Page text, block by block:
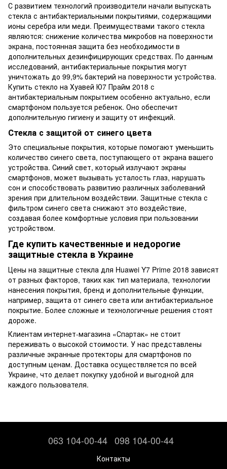
С развитием технологий производители начали выпускать
стекла с антибактериальными покрытиями, содержащими
ионы серебра или меди. Преимуществами такого стекла
являются: снижение количества микробов на поверхности
экрана, постоянная защита без необходимости в
дополнительных дезинфицирующих средствах. По данным
исследований, антибактериальные покрытия могут
уничтожать до 99,9% бактерий на поверхности устройства.
Купить стекло на Хуавей Ю7 Прайм 2018 с
антибактериальным покрытием особенно актуально, если
смартфоном пользуется ребенок. Оно обеспечит
дополнительную гигиену и защиту от инфекций.
Стекла с защитой от синего цвета
Это специальные покрытия, которые помогают уменьшить
количество синего света, поступающего от экрана вашего
устройства. Синий свет, который излучают экраны
смартфонов, может вызывать усталость глаз, нарушать
сон и способствовать развитию различных заболеваний
зрения при длительном воздействии. Защитные стекла с
фильтром синего света снижают это воздействие,
создавая более комфортные условия при пользовании
устройством.
Где купить качественные и недорогие
защитные стекла в Украине
Цены на защитные стекла для Huawei Y7 Prime 2018 зависят
от разных факторов, таких как тип материала, технологии
нанесения покрытия, бренд и дополнительные функции,
например, защита от синего света или антибактериальное
покрытие. Более сложные и технологичные решения стоят
дороже.
Клиентам интернет-магазина «Спартак» не стоит
переживать о высокой стоимости. У нас представлены
различные экранные протекторы для смартфонов по
доступным ценам. Доставка осуществляется по всей
Украине, что делает покупку удобной и выгодной для
каждого пользователя.
063 104-00-44 098 104-00-44
Контакты